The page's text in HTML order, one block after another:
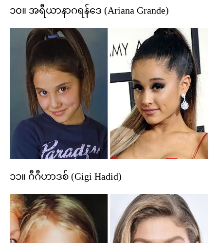
၁၀။ အရီယာနာဂရန်ဒေ (Ariana Grande)
၁၁။ ဂီဂီဟာဒစ် (Gigi Hadid)